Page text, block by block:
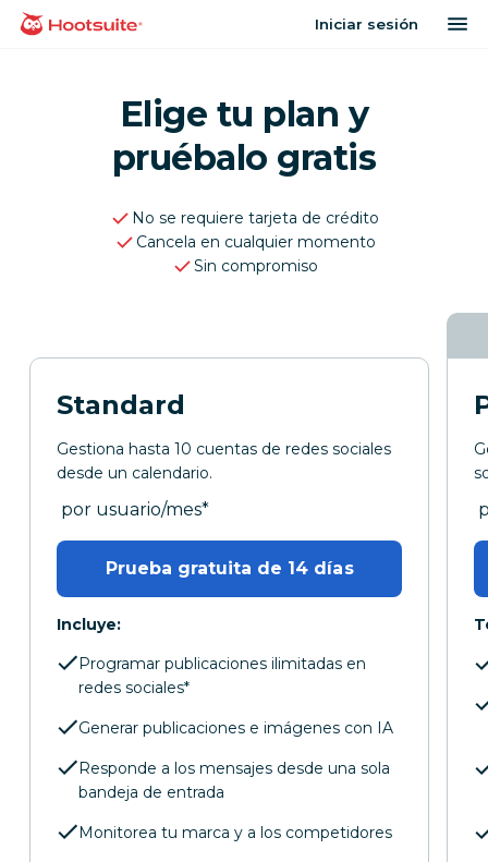
Saltar
Página principal
Iniciar sesión
Elige tu plan y
pruébalo gratis
No se requiere tarjeta de crédito
Cancela en cualquier momento
Sin compromiso
Standard
Gestiona hasta 10 cuentas de redes sociales
desde un calendario.
al mes
por usuario/mes*
Prueba gratuita de 14 días
Incluye:
Programar publicaciones ilimitadas en
redes sociales*
Generar publicaciones e imágenes con IA
Responde a los mensajes desde una sola
bandeja de entrada
Monitorea tu marca y a los competidores